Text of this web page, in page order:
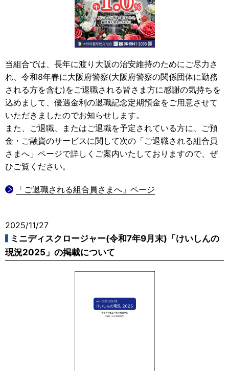
当組合では、長年に渡り大阪の治安維持のためにご尽力さ
れ、令和8年春に大阪府警察(大阪府警察の関係団体に勤務
される方を含む)をご退職される皆さま方に感謝の気持ちを
込めまして、優遇金利の退職記念定期預金をご用意させて
いただきましたのでお知らせします。
また、ご退職、またはご退職を予定されている方に、ご預
金・ご融資のサービスに関して次の「ご退職される組合員
さまへ」ページで詳しくご案内いたしておりますので、ぜ
ひご覧ください。
「ご退職される組合員さまへ」ページ
2025/11/27
ミニディスクロージャー(令和7年9月末)「けいしんの
現況2025」の掲載について